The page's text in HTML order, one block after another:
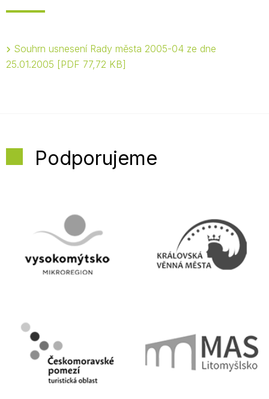
Souhrn usnesení Rady města 2005-04 ze dne
25.01.2005
PDF 77,72 KB
Podporujeme